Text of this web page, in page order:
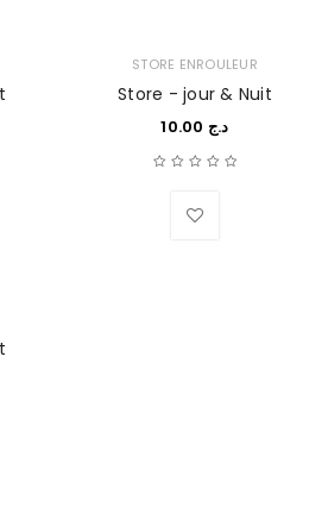
STORE ENROULEUR
Store - jour & Nuit
د.ج